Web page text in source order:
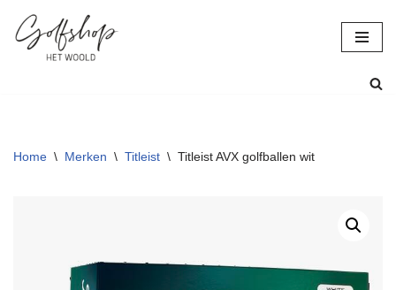
Ga
Home \ Merken \ Titleist \ Titleist AVX golfballen wit